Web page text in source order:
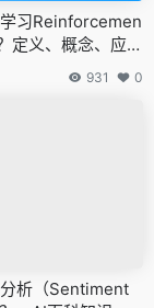
习Reinforcemen
定义、概念、应用
科知识
931 0
析（Sentiment